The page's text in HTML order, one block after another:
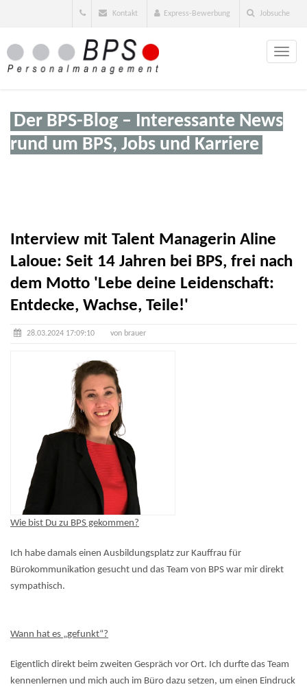
Kontakt Express-Bewerbung Jobsuche
Toggle
Der BPS-Blog – Interessante News
rund um BPS, Jobs und Karriere
Interview mit Talent Managerin Aline
Laloue: Seit 14 Jahren bei BPS, frei nach
dem Motto 'Lebe deine Leidenschaft:
Entdecke, Wachse, Teile!'
28.03.2024 17:09:10 von brauer
Wie bist Du zu BPS gekommen?
Ich habe damals einen Ausbildungsplatz zur Kauffrau für
Bürokommunikation gesucht und das Team von BPS war mir direkt
sympathisch.
Wann hat es „gefunkt“?
Eigentlich direkt beim zweiten Gespräch vor Ort. Ich durfte das Team
kennenlernen und mich auch im Büro dazu setzen, um einen Eindruck